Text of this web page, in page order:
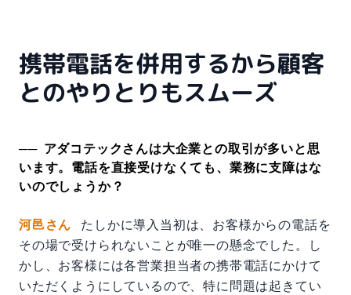
携帯電話を併用するから顧客
とのやりとりもスムーズ
アダコテックさんは大企業との取引が多いと思
います。電話を直接受けなくても、業務に支障はな
いのでしょうか？
河邑さん
たしかに導入当初は、お客様からの電話を
その場で受けられないことが唯一の懸念でした。し
かし、お客様には各営業担当者の携帯電話にかけて
いただくようにしているので、特に問題は起きてい